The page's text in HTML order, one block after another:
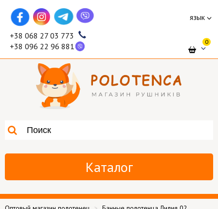
язык
+38 068 27 03 773
+38 096 22 96 881
0
Каталог